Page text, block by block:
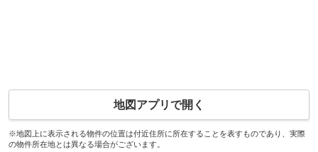
地図アプリで開く
※地図上に表示される物件の位置は付近住所に所在することを表すものであり、実際
の物件所在地とは異なる場合がございます。